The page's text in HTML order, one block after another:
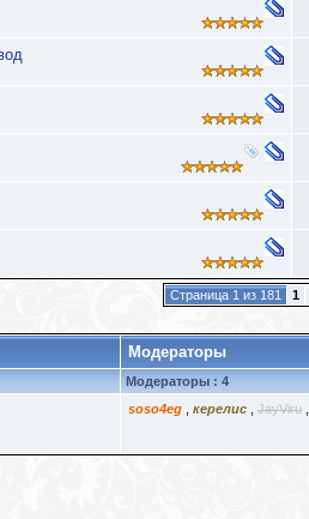
Страница 1 из 181 1
Модераторы
Модераторы : 4
soso4eg керелис JayViru